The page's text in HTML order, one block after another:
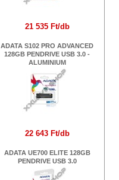
21 535 Ft/db
ADATA S102 PRO ADVANCED
128GB PENDRIVE USB 3.0 -
ALUMINIUM
22 643 Ft/db
ADATA UE700 ELITE 128GB
PENDRIVE USB 3.0